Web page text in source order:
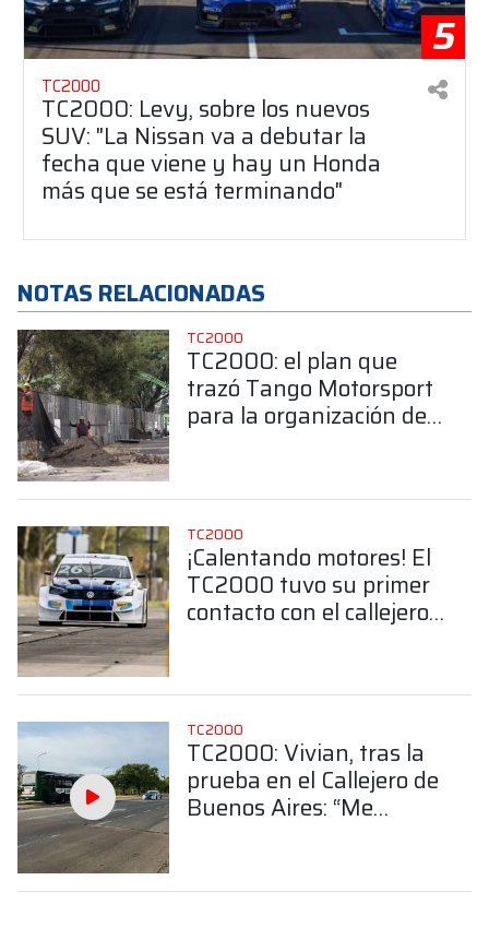
5
TC2000
TC2000: Levy, sobre los nuevos
SUV: "La Nissan va a debutar la
fecha que viene y hay un Honda
más que se está terminando"
NOTAS RELACIONADAS
TC2000
TC2000: el plan que
trazó Tango Motorsport
para la organización del
TC2000
¡Calentando motores! El
TC2000 tuvo su primer
contacto con el callejero
TC2000
TC2000: Vivian, tras la
prueba en el Callejero de
Buenos Aires: “Me
del año”